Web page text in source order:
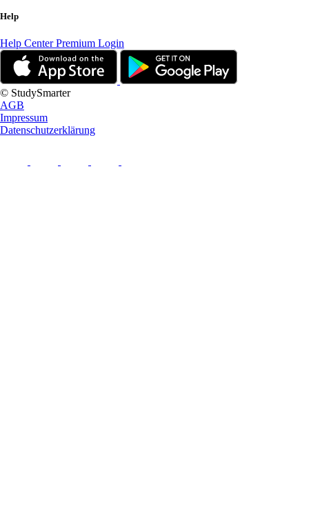
Help
Help CenterPremium Login
© StudySmarter
AGB
Impressum
Datenschutzerklärung